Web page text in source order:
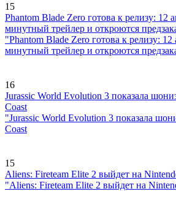
15
Phantom Blade Zero готова к релизу: 12
минутный трейлер и откроются
"Phantom Blade Zero готова к релизу: 12
минутный трейлер и откроются
16
Jurassic World Evolution 3 показала
Coast
"Jurassic World Evolution 3 показала
Coast
15
Aliens: Fireteam Elite 2 выйдет на
"Aliens: Fireteam Elite 2 выйдет на